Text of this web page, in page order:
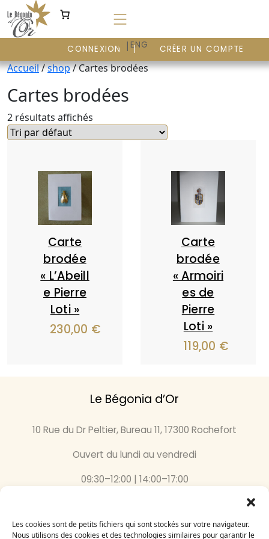
Les cookies sont de petits fichiers qui sont stockés sur votre navigateur.
Nous utilisons des cookies et des technologies similaires pour garantir le
au
contenu
FR | ENG
CONNEXION CRÉER UN COMPTE
Accueil/shop/ Cartes brodées
Cartes brodées
2 résultats affichés
Carte
brodée
« L’Abeill
e Pierre
Loti »
230,00 €
Carte
brodée
« Armoiri
es de
Pierre
Loti »
119,00 €
Le Bégonia d’Or
10 Rue du Dr Peltier, Bureau 11, 17300 Rochefort
Ouvert du lundi au vendredi
09:30–12:00 | 14:00–17:00